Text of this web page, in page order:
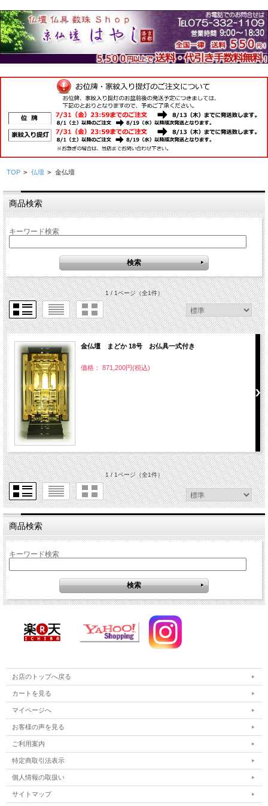
TOP > 仏壇 > 金仏壇
商品検索
キーワード検索
1 / 1ページ（全1件）
金仏壇 まどか 18号 お仏具一式付き
価格： 871,200円(税込)
1 / 1ページ（全1件）
商品検索
キーワード検索
お店のトップへ戻る
カートを見る
マイページへ
お客様の声を見る
ご利用案内
特定商取引法表示
個人情報の取扱い
サイトマップ